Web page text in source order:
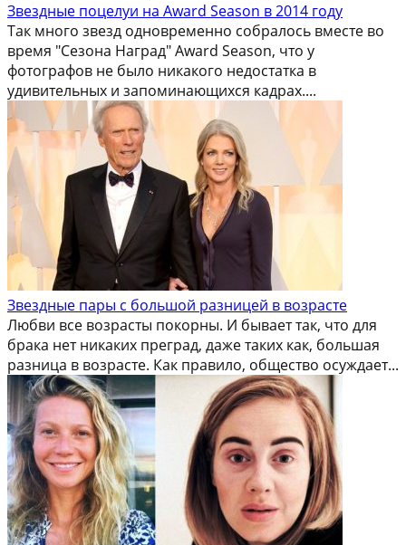
Звездные поцелуи на Award Season в 2014 году
Так много звезд одновременно собралось вместе во
время "Сезона Наград" Award Season, что у
фотографов не было никакого недостатка в
удивительных и запоминающихся кадрах....
Звездные пары с большой разницей в возрасте
Любви все возрасты покорны. И бывает так, что для
брака нет никаких преград, даже таких как, большая
разница в возрасте. Как правило, общество осуждает...